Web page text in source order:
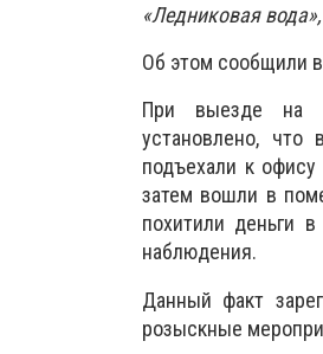
«Ледниковая
Об этом сообщили
При выезде на
установлено, что
подъехали к
затем вошли в
похитили деньги
наблюдения.
Данный факт
розыскные